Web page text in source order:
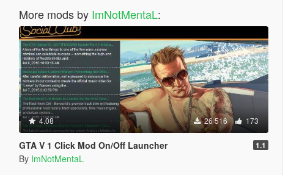
More mods by ImNotMentaL:
4.08 26 516 173
GTA V 1 Click Mod On/Off Launcher 1.1
By ImNotMentaL